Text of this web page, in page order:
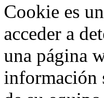
Cookie es
acceder a
una página
información